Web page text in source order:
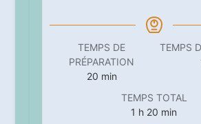
TEMPS DE
PRÉPARATION
20minutes
min
TEMPS
TEMPS TOTAL
1 heure
h 20 minutes
min